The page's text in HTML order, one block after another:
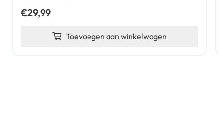
€29,99
Toevoegen aan winkelwagen